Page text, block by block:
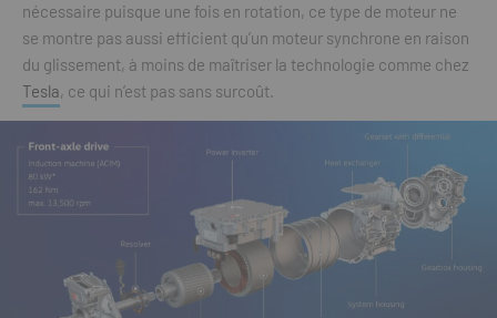
nécessaire puisque une fois en rotation, ce type de moteur ne
se montre pas aussi efficient qu’un moteur synchrone en raison
du glissement, à moins de maîtriser la technologie comme chez
Tesla, ce qui n’est pas sans surcoût.